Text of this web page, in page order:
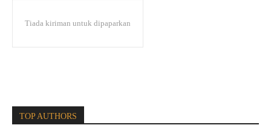
Tiada kiriman untuk dipaparkan
TOP AUTHORS